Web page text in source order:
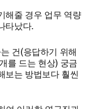
해줄 경우 업무 역량
타났다.
건(응답하기 위해
를 드는 현상) 궁금
보는 방법보다 훨씬